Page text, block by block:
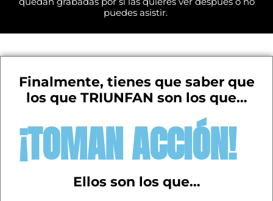
puedes asistir.
Finalmente, tienes que saber que
los que TRIUNFAN son los que…
¡TOMAN ACCIÓN!
Ellos son los que…